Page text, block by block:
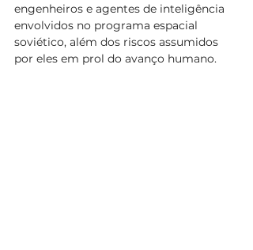
engenheiros e agentes de inteligência
envolvidos no programa espacial
soviético, além dos riscos assumidos
por eles em prol do avanço humano.